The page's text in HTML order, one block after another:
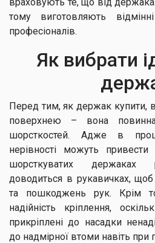
тому виготовляють
професіоналів.
Як вибрати
Перед тим, як держак купити,
поверхнею – вона
шорсткостей. Адже в
нерівності можуть
шорсткуватих держаках
доводиться в рукавичках,
та пошкоджень рук. Крім
надійність кріплення,
прикріплені до насадки
до надмірної втоми навіть при